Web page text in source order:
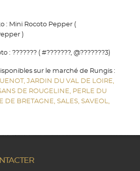
: Mini Rocoto Pepper (
)
??????? ( #???????, @???????3)
sur le marché de Rungis :
JARDIN DU VAL DE LOIRE,
DE ROUGELINE, PERLE DU
DE BRETAGNE, SALES, SAVEOL,